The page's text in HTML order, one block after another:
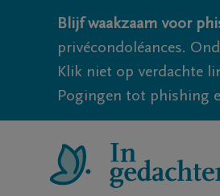
Blijf waakzaam voor
privécondoléances.
Klik niet op verdachte
Pogingen tot phishing